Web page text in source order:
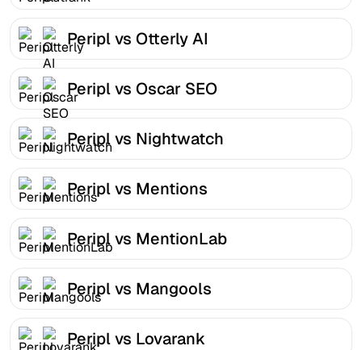
Peripl vs Otterly AI
Peripl vs Oscar SEO
Peripl vs Nightwatch
Peripl vs Mentions
Peripl vs MentionLab
Peripl vs Mangools
Peripl vs Lovarank